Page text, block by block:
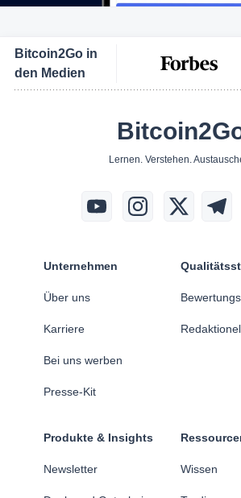
Bitcoin2Go in
den Medien
Lernen. Verstehen.
Unternehmen
Über uns
Karriere
Bei uns werben
Presse-Kit
Produkte & Insights
Newsletter Wissen